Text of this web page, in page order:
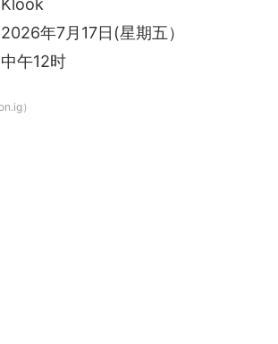
年7月17日(星期五）
午12时
）